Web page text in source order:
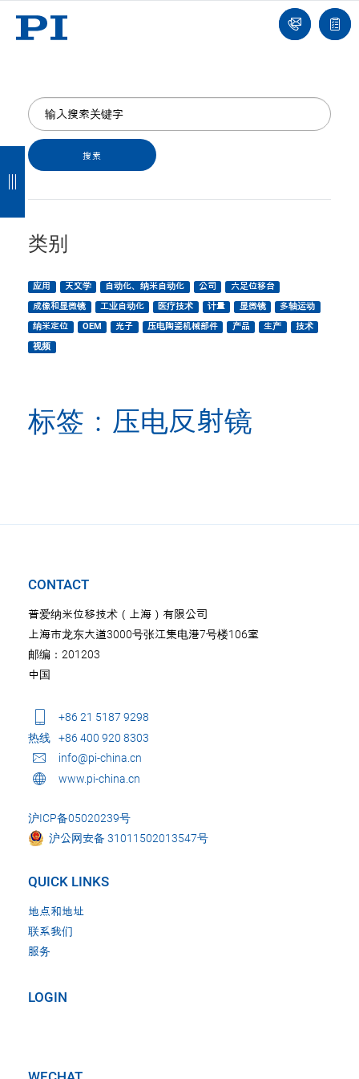
联
系
报
价
们
类别
应用 天文学 自动化、纳米自动化 公司
六足位移台
成像和显微镜
工业自动化 医疗技术 计量 显微镜
多轴运动
纳米定位
OEM 光子 压电陶瓷机械部件 产品 生产
技术
视频
标签：压电反射镜
CONTACT
普爱纳米位移技术（上海）有限公司
上海市龙东大道3000号张江集电港7号楼106室
邮编：201203
中国
+86 21 5187 9298
热线
+86 400 920 8303
info@pi-china.cn
www.pi-china.cn
沪ICP备05020239号
沪公网安备 31011502013547号
QUICK LINKS
地点和地址
联系我们
服务
LOGIN